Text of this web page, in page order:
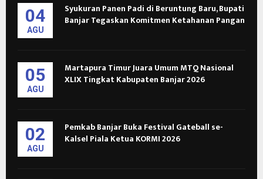
04
AGU
Syukuran Panen Padi di Beruntung Baru, Bupati
Banjar Tegaskan Komitmen Ketahanan Pangan
05
AGU
Martapura Timur Juara Umum MTQ Nasional
XLIX Tingkat Kabupaten Banjar 2026
02
AGU
Pemkab Banjar Buka Festival Gateball se-
Kalsel Piala Ketua KORMI 2026